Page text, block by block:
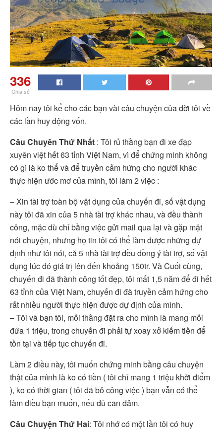
336
Chia sẻ
Hôm nay tôi kể cho các bạn vài câu chuyện của đời tôi về
các lần huy động vốn.
Câu Chuyên Thứ Nhất : Tôi rủ thằng bạn đi xe đạp
xuyên việt hết 63 tỉnh Việt Nam, vì để chứng minh không
có gì là ko thể và để truyền cảm hứng cho người khác
thực hiện ước mơ của mình, tôi làm 2 việc :
– Xin tài trợ toàn bộ vật dụng của chuyến đi, số vật dụng
này tôi đã xin của 5 nhà tài trợ khác nhau, và đều thành
công, mặc dù chỉ bằng việc gửi mail qua lại và gặp mặt
nói chuyện, nhưng họ tin tôi có thể làm được những dự
định như tôi nói, cả 5 nhà tài trợ đều đồng ý tài trợ, số vật
dụng lúc đó giá trị lên đến khoảng 150tr. Và Cuối cùng,
chuyến đi đã thành công tốt đẹp, tôi mất 1,5 năm để đi hết
63 tỉnh của Việt Nam, chuyến đi đã truyền cảm hứng cho
rất nhiều người thực hiện được dự định của mình.
– Tôi và bạn tôi, mỗi thằng đặt ra cho mình là mang mỗi
đứa 1 triệu, trong chuyến đi phải tự xoay xở kiếm tiền để
tồn tại và tiếp tục chuyến đi.
Làm 2 điều này, tôi muốn chứng minh bằng câu chuyện
thật của mình là ko có tiền ( tôi chỉ mang 1 triệu khởi điểm
), ko có thời gian ( tôi đã bỏ công việc ) bạn vẫn có thể
làm điều bạn muốn, nếu đủ can đảm.
Câu Chuyện Thứ Hai: Tôi nhớ có một lần tôi có huy